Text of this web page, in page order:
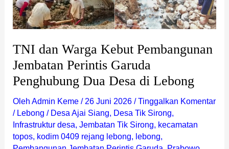
TNI dan Warga Kebut Pembangunan
Jembatan Perintis Garuda
Penghubung Dua Desa di Lebong
Oleh Admin Keme / 26 Juni 2026 /Tinggalkan Komentar
/ Lebong / Desa Ajai Siang, Desa Tik Sirong,
Infrastruktur desa, Jembatan Tik Sirong, kecamatan
topos, kodim 0409 rejang lebong, lebong,
Dua
Desa
di
Lebong